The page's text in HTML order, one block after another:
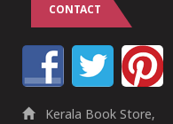
CONTACT
Kerala Book Store,